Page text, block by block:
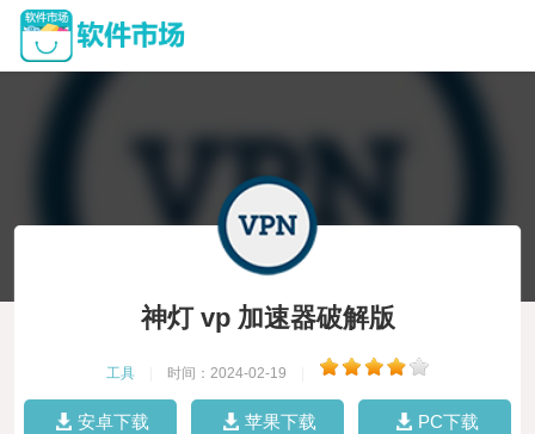
神灯 vp 加速器破解版
工具 时间：2024-02-19
安卓下载 苹果下载 PC下载